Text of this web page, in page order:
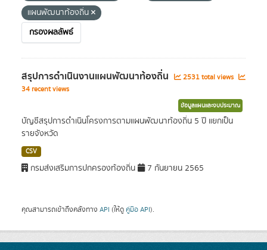
แผนพัฒนาท้องถิ่น
กรองผลลัพธ์
สรุปการดำเนินงานแผนพัฒนาท้องถิ่น
2531 total views
34 recent views
ข้อมูลแผนและงบประมาณ
บัญชีสรุปการดำเนินโครงการตามแผนพัฒนาท้องถิ่น 5 ปี แยกเป็น
รายจังหวัด
CSV
กรมส่งเสริมการปกครองท้องถิ่น 7 กันยายน 2565
คุณสามารถเข้าถึงคลังทาง API (ให้ดู คู่มือ API).